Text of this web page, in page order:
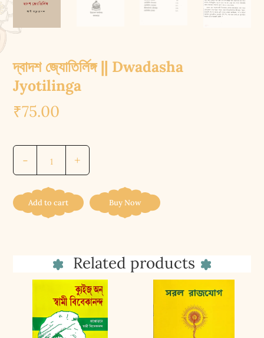
দ্বাদশ জ্যোতির্লিঙ্গ || Dwadasha
Jyotilinga
₹75.00
-
Dwadasha
Jyotilinga
+
Add to cart Buy Now
Related products